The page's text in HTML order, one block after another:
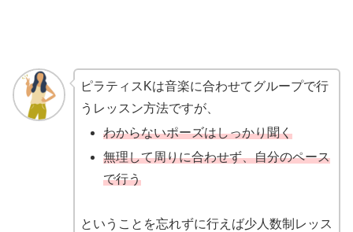
ピラティスKは音楽に合わせてグループで行
うレッスン方法ですが、
わからないポーズはしっかり聞く
無理して周りに合わせず、自分のペース
で行う
ということを忘れずに行えば少人数制レッス